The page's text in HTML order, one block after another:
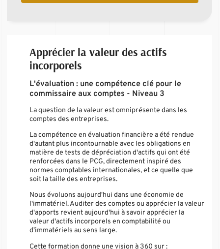
Apprécier la valeur des actifs
incorporels
L'évaluation : une compétence clé pour le
commissaire aux comptes - Niveau 3
La question de la valeur est omniprésente dans les
comptes des entreprises.
La compétence en évaluation financière a été rendue
d'autant plus incontournable avec les obligations en
matière de tests de dépréciation d'actifs qui ont été
renforcées dans le PCG, directement inspiré des
normes comptables internationales, et ce quelle que
soit la taille des entreprises.
Nous évoluons aujourd'hui dans une économie de
l'immatériel. Auditer des comptes ou apprécier la valeur
d'apports revient aujourd'hui à savoir apprécier la
valeur d'actifs incorporels en comptabilité ou
d'immatériels au sens large.
Cette formation donne une vision à 360 sur :